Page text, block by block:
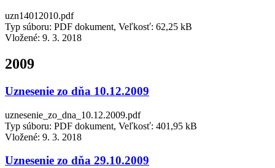
uzn14012010.pdf
Typ súboru: PDF dokument, Veľkosť: 62,25 kB
Vložené: 9. 3. 2018
2009
Uznesenie zo dňa 10.12.2009
uznesenie_zo_dna_10.12.2009.pdf
Typ súboru: PDF dokument, Veľkosť: 401,95 kB
Vložené: 9. 3. 2018
Uznesenie zo dňa 29.10.2009